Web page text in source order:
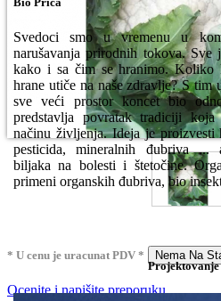
Svedoci smo u vremenu u
narušavanja prirodnih tokova. Sve
kako i sa čim se hranimo. Koliko
hrane utiče na naše zdravlje? S
sve veći prostor koncet bio
predstavlja povratak tradiciji
načinu življenja. Ideja je proizvesti
pesticida, mineralnih đubriva ...
biljaka na bolesti i štetočine.
primeni organskih đubriva, bio
* U cenu je uracunat PDV * Nema Na
Ocenite i napišite preporuku